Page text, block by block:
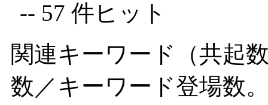
-- 57 件ヒット
関連キーワード（共起
数／キーワード登場数